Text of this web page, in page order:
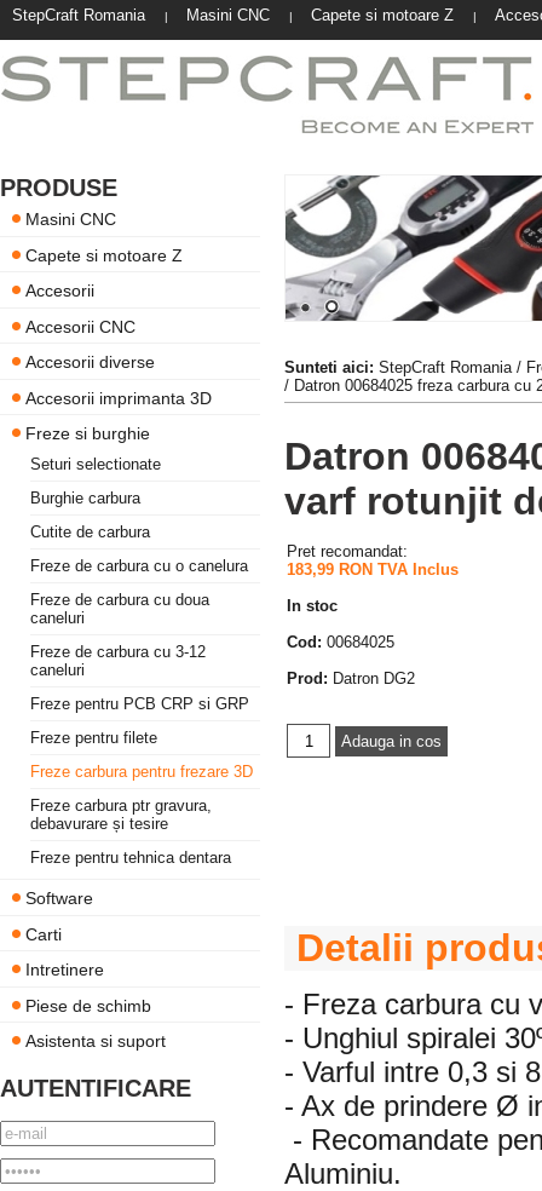
StepCraft Romania | Masini CNC | Capete si motoare Z |
PRODUSE
Masini CNC
Capete si motoare Z
Accesorii
Accesorii CNC
Accesorii diverse
Accesorii imprimanta 3D
Freze si burghie
Seturi selectionate
Burghie carbura
Cutite de carbura
Freze de carbura cu o canelura
Freze de carbura cu doua
caneluri
Freze de carbura cu 3-12
caneluri
Freze pentru PCB CRP si GRP
Freze pentru filete
Freze carbura pentru frezare 3D
Freze carbura ptr gravura,
debavurare și tesire
Freze pentru tehnica dentara
Software
Carti
Intretinere
Piese de schimb
Asistenta si suport
AUTENTIFICARE
Sunteti aici: StepCraft Romania/
/ Datron 00684025 freza carbura
Datron
varf rotunjit
Pret recomandat:
183,99 RON TVA Inclus
In stoc
Cod: 00684025
Prod: Datron DG2
Detalii
- Freza carbura cu
- Unghiul spiralei
- Varful intre 0,3 si
- Ax de prindere Ø
- Recomandate
Aluminiu.